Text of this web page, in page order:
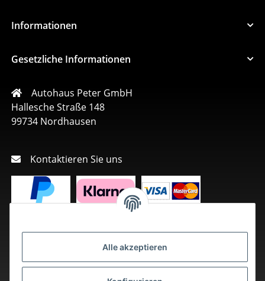
Alle akzeptieren
Informationen
Gesetzliche Informationen
Autohaus Peter GmbH
Hallesche Straße 148
99734 Nordhausen
Kontaktieren Sie uns